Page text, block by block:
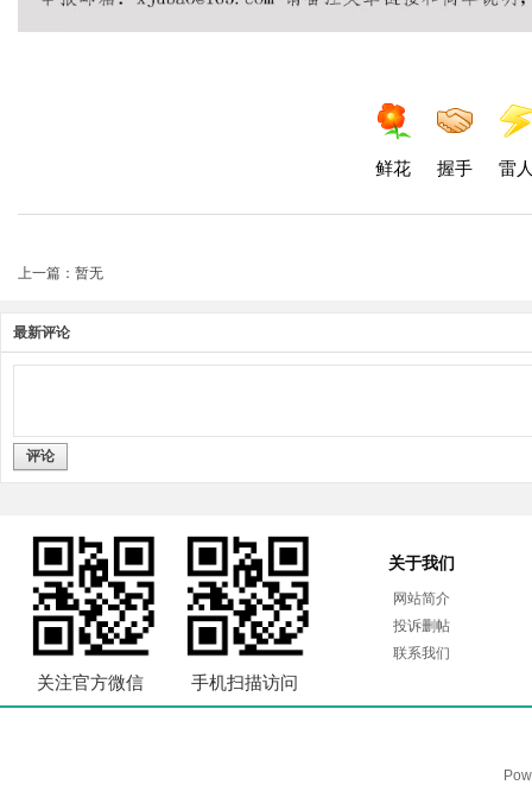
鲜花 握手 雷
上一篇：暂无
最新评论
评论
关注官方微信 手机扫描访问
关于我们
网站简介
投诉删帖
联系我们